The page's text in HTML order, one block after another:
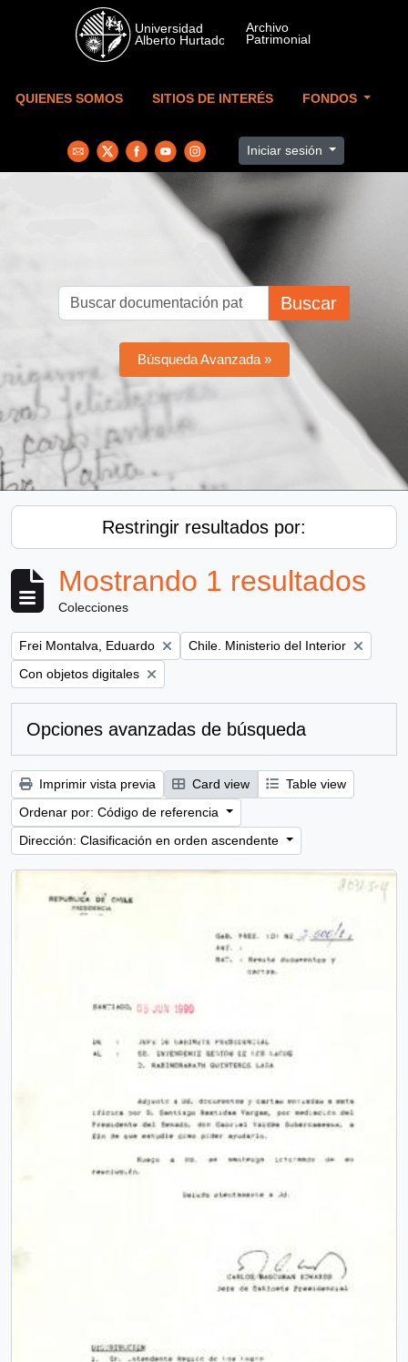
Skip to main content
QUIENES SOMOS SITIOS DE INTERÉS FONDOS
Iniciar sesión
Buscar
Búsqueda Avanzada »
Restringir resultados por:
Mostrando 1 resultados
Colecciones
Remove filter:
Frei Montalva, Eduardo Remove filter:
Chile. Ministerio del Interior
Remove filter:
Con objetos digitales
Opciones avanzadas de búsqueda
Imprimir vista previa Card view
Table view
Ordenar por: Código de referencia
Dirección: Clasificación en orden ascendente